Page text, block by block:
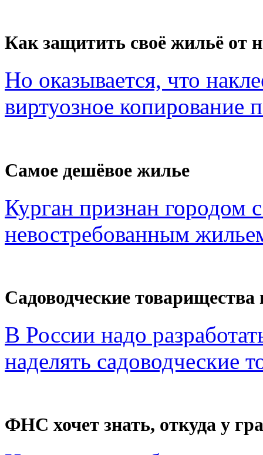
Как защитить своё жильё от
Но оказывается, что
виртуозное копирование
Самое дешёвое жилье
Курган признан
невостребованным
Садоводческие
В России надо
наделять садоводческие
ФНС хочет знать, откуда у